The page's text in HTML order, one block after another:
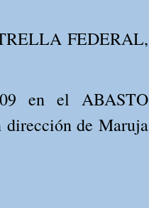
FEDERAL,
en el ABASTO
de Maruja